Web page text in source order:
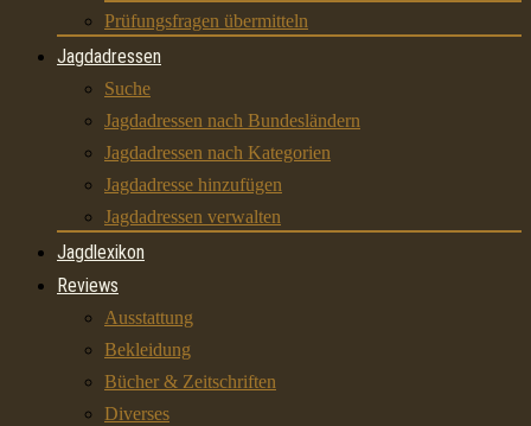
Prüfungsfragen übermitteln
Jagdadressen
Suche
Jagdadressen nach Bundesländern
Jagdadressen nach Kategorien
Jagdadresse hinzufügen
Jagdadressen verwalten
Jagdlexikon
Reviews
Ausstattung
Bekleidung
Bücher & Zeitschriften
Diverses